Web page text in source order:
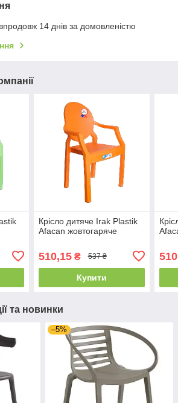
14 днів за домовленістю
Крісло дитяче Irak Plastik
Afacan жовтогаряче
510,15₴ 537 ₴
Купити
та новинки
–5%